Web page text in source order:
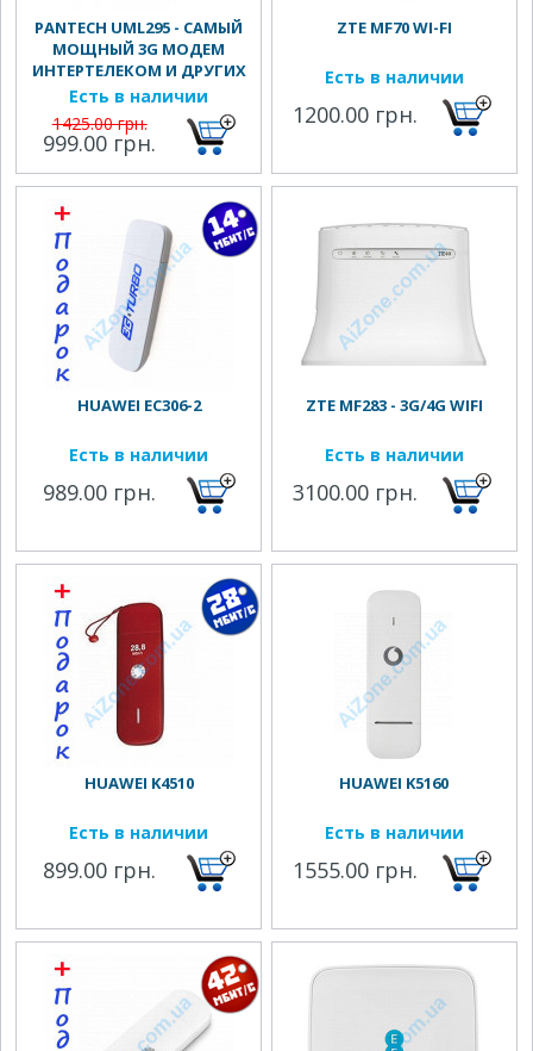
PANTECH UML295 - САМЫЙ
МОЩНЫЙ 3G МОДЕМ
ИНТЕРТЕЛЕКОМ И ДРУГИХ
ОПЕРАТОРОВ
Есть в наличии
1425.00 грн.
999.00 грн.
ZTE MF70 WI-FI
Есть в наличии
1200.00 грн.
HUAWEI EC306-2
Есть в наличии
989.00 грн.
ZTE MF283 - 3G/4G WIFI
Есть в наличии
3100.00 грн.
HUAWEI K4510
Есть в наличии
899.00 грн.
HUAWEI K5160
Есть в наличии
1555.00 грн.